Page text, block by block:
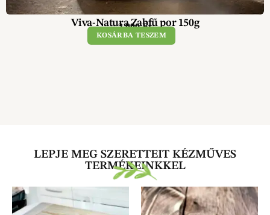
Viva-Natura Zabfű por 150g
2 990Ft
KOSÁRBA TESZEM
LEPJE MEG SZERETTEIT KÉZMŰVES
TERMÉKEINKKEL